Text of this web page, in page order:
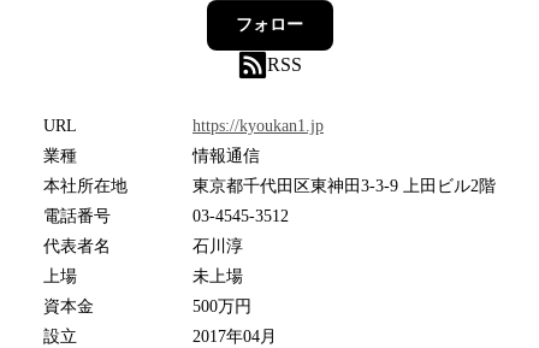
フォロー
RSS
URL
https://kyoukan1.jp
業種
情報通信
本社所在地
東京都千代田区東神田3-3-9 上田ビル2階
電話番号
03-4545-3512
代表者名
石川淳
上場
未上場
資本金
500万円
設立
2017年04月